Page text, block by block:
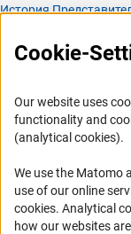
История
Профиль DFG
Задачи DFG
История DFG
Совместные
организациями
Cookie-
Our website uses
functionality and
(analytical cookies).
We use the Matomo
use of our online
cookies(Anc
. Analytical
how our websites